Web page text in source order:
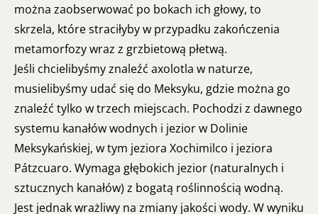
można zaobserwować po bokach ich głowy, to
skrzela, które straciłyby w przypadku zakończenia
metamorfozy wraz z grzbietową płetwą.
Jeśli chcielibyśmy znaleźć axolotla w naturze,
musielibyśmy udać się do Meksyku, gdzie można go
znaleźć tylko w trzech miejscach. Pochodzi z dawnego
systemu kanałów wodnych i jezior w Dolinie
Meksykańskiej, w tym jeziora Xochimilco i jeziora
Pátzcuaro. Wymaga głębokich jezior (naturalnych i
sztucznych kanałów) z bogatą roślinnością wodną.
Jest jednak wrażliwy na zmiany jakości wody. W wyniku